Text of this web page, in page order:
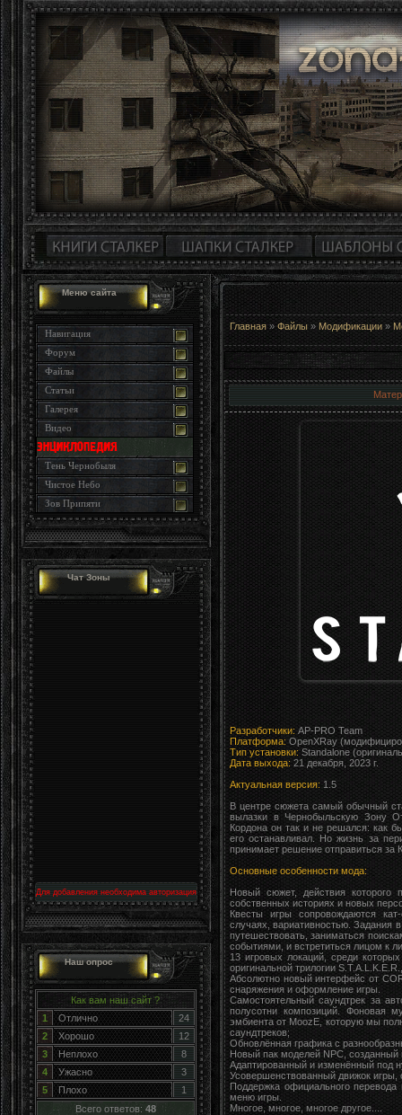
Меню сайта
Навигация
Форум
Файлы
Статьи
Галерея
Видео
Тень Чернобыля
Чистое Небо
Зов Припяти
Чат Зоны
Для добавления необходима авторизация
Наш опрос
Как вам наш сайт ?
1
Отлично
24
2
Хорошо
12
3
Неплохо
8
4
Ужасно
3
5
Плохо
1
Всего ответов: 48
Главная » Файлы » Модификации »
Разработчики: AP-PRO Team
Платформа: OpenXRay
Тип установки: Standalone
Дата выхода: 21 декабря, 2023 г.
Актуальная версия: 1.5
В центре сюжета самый обычный
вылазки в Чернобыльскую Зону
Кордона он так и не решался: как
его останавливал. Но жизнь за
принимает решение отправиться за
Основные особенности мода:
Новый сюжет, действия которого
собственных историях и новых
Квесты игры сопровождаются
случаях, вариативностью. Задания
путешествовать, заниматься
событиями, и встретиться лицом к
13 игровых локаций, среди
оригинальной трилогии
Абсолютно новый интерфейс от
снаряжения и оформление игры.
Самостоятельный саундтрек за
полусотни композиций. Фоновая
эмбиента от MoozE, которую мы
саундтреков;
Обновлённая графика с
Новый пак моделей NPC, созданный
Адаптированный и изменённый под
Усовершенствованный движок
Поддержка официального
меню игры.
Многое, многое, многое другое....